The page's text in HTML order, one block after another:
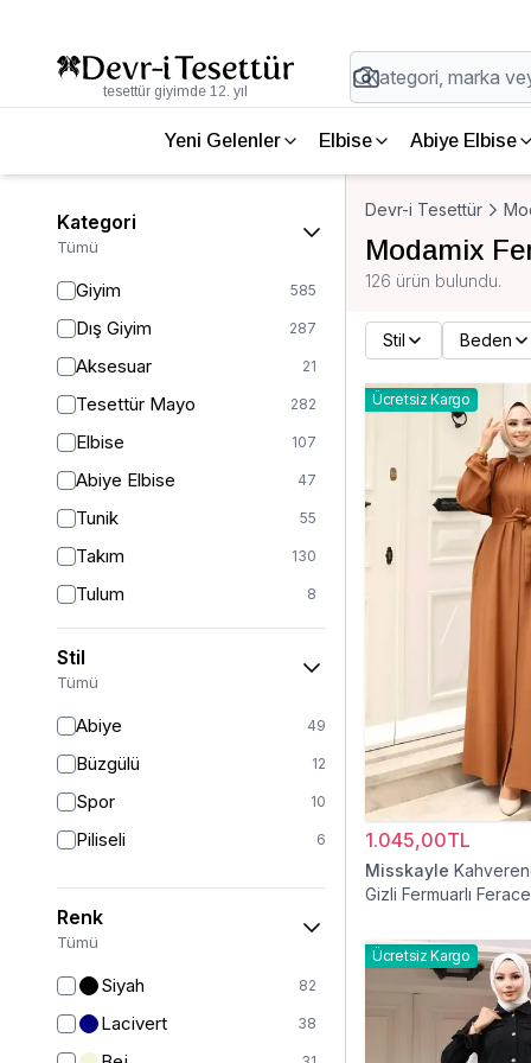
tesettür giyimde 12. yıl
Yeni Gelenler Elbise Abiye Elbise
Kategori
Tümü
Giyim 585
Dış Giyim 287
Aksesuar 21
Tesettür Mayo 282
Elbise 107
Abiye Elbise 47
Tunik 55
Takım 130
Tulum 8
Pantolon 151
Etek 19
Ferace 126
Kap & Pardesü
Trençkot
Hırka
Stil
Tümü
Abiye 49
Büzgülü 12
Spor 10
Piliseli 6
Renk
Tümü
Siyah 82
Lacivert 38
Devr-i Tesettür
Modamix
126 ürün bulundu.
Stil Beden
Ücretsiz Kargo
1.045,00TL
Misskayle
Gizli Fermuarlı Ferace
Ücretsiz Kargo